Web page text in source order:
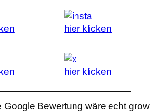
hier klicken
hier klicken
Google Bewertung wäre echt